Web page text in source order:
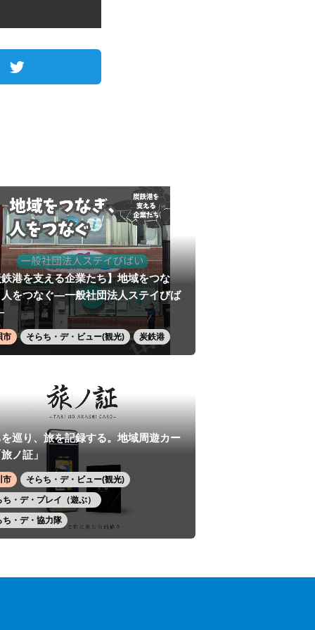
港を支える企業たち】地域をつな
人をつなぐ―一般社団法人ステイびば
市 そらち・デ・ビュー(観光) 炭鉄港
を巡り、旅を記録する。地域周遊カー
ノ証」
市 そらち・デ・ビュー(観光)
ち・デ・プレイ（遊ぶ）
ち・デ・協力隊